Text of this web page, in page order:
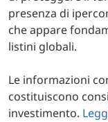
presenza di
che appare
listini globali.
Le informazioni
costituiscono
investimento.